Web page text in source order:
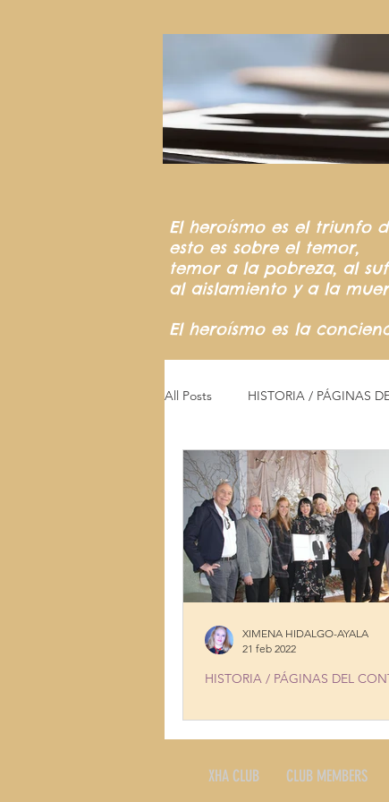
El heroísmo es el triunfo
esto es sobre el temor,
temor a la pobreza, al
al aislamiento y a la
El heroísmo es la
All Posts HISTORIA / PÁGINAS
LUGARES MÚSICA
TALENTOS COCINA CON
HISTORIA / PÁGINAS DEL
XIMENA HIDALGO-AYALA
21 feb 2022
XHA CLUB CLUB MEMBERS